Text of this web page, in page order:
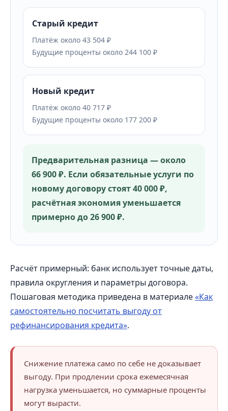
Старый кредит
Платёж около 43 504 ₽
Будущие проценты около 244 100 ₽
Новый кредит
Платёж около 40 717 ₽
Будущие проценты около 177 200 ₽
Предварительная разница — около
66 900 ₽. Если обязательные услуги по
новому договору стоят 40 000 ₽,
расчётная экономия уменьшается
примерно до 26 900 ₽.
Расчёт примерный: банк использует точные даты,
правила округления и параметры договора.
Пошаговая методика приведена в материале«Как
самостоятельно посчитать выгоду от
рефинансирования кредита».
Снижение платежа само по себе не доказывает
выгоду. При продлении срока ежемесячная
нагрузка уменьшается, но суммарные проценты
могут вырасти.